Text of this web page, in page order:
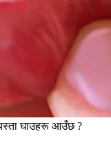
घाउहरू आउँछ ?